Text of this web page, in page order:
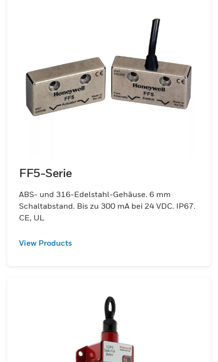
FF5-Serie
ABS- und 316-Edelstahl-Gehäuse. 6 mm
Schaltabstand. Bis zu 300 mA bei 24 VDC. IP67.
CE, UL
View Products